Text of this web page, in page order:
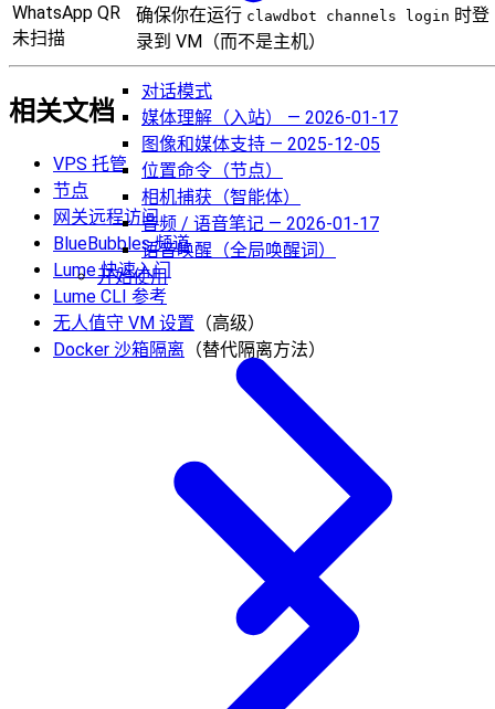
对话模式
媒体理解（入站） — 2026-01-17
图像和媒体支持 — 2025-12-05
位置命令（节点）
相机捕获（智能体）
音频 / 语音笔记 — 2026-01-17
语音唤醒（全局唤醒词）
开始使用
WhatsApp QR
未扫描
确保你在运行 clawdbot channels login 时登
录到 VM（而不是主机）
相关文档
VPS 托管
节点
网关远程访问
BlueBubbles 频道
Lume 快速入门
Lume CLI 参考
无人值守 VM 设置 （高级）
Docker 沙箱隔离 （替代隔离方法）